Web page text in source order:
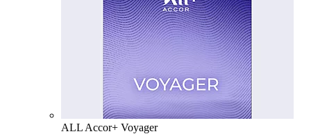
ALL Accor+ Voyager